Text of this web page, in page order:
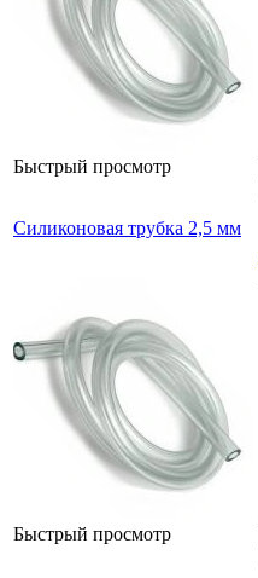
Быстрый просмотр
Силиконовая трубка 2,5 мм
Быстрый просмотр